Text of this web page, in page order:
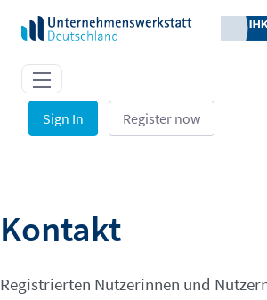
Skip to Main Content
Sign In Register now
Kontakt
Registrierten Nutzerinnen und